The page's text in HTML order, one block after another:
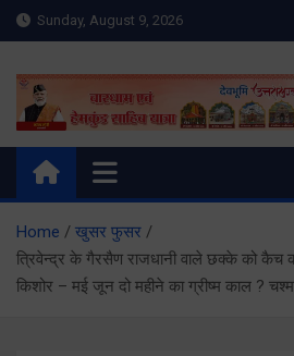
Skip
to
Sunday, August 9, 2026
Meru Raibar |
News | Uttarkashi
meruraibar.com
Home
खुसर फुसर
त्रिवेन्द्र के गैरसैण राजधानी वाले छक्के को
किशोर – मई जून दो महीने का ग्रीष्म काल ?